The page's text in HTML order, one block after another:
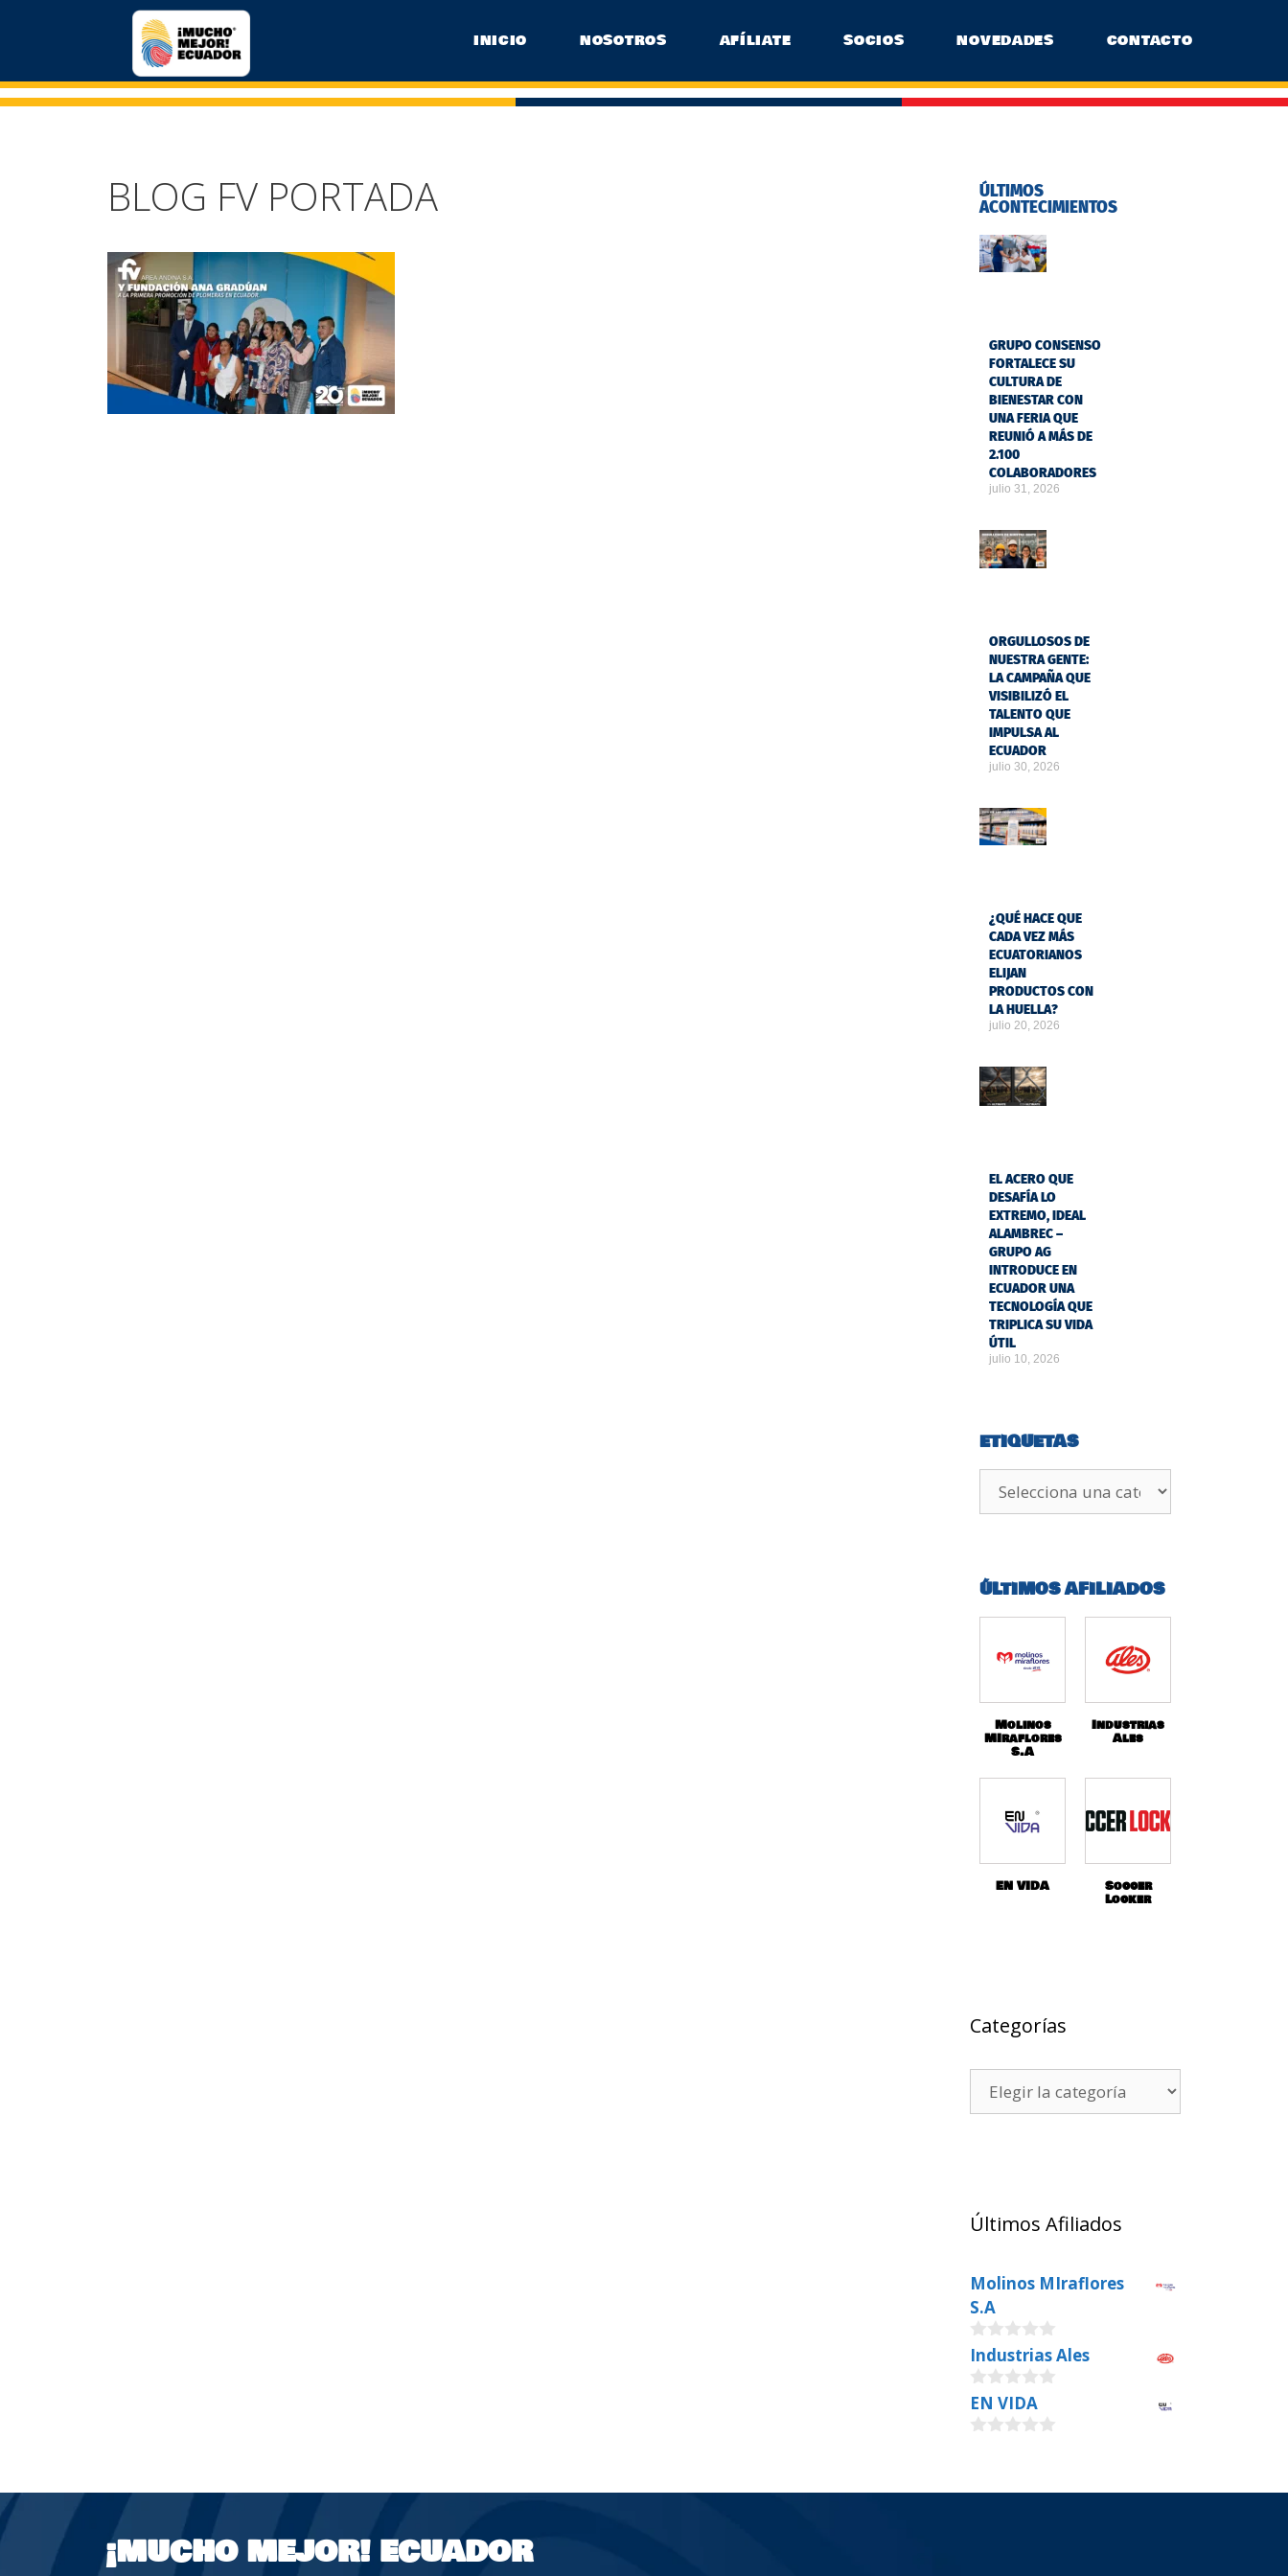
INICIO NOSOTROS AFÍLIATE SOCIOS NOVEDADES CONTACTO
BLOG FV PORTADA
ÚLTIMOS
ACONTECIMIENTOS
GRUPO CONSENSO
FORTALECE SU
CULTURA DE
BIENESTAR CON
UNA FERIA QUE
REUNIÓ A MÁS DE
2.100
COLABORADORES
julio 31, 2026
ORGULLOSOS DE
NUESTRA GENTE:
LA CAMPAÑA QUE
VISIBILIZÓ EL
TALENTO QUE
IMPULSA AL
ECUADOR
julio 30, 2026
¿QUÉ HACE QUE
CADA VEZ MÁS
ECUATORIANOS
ELIJAN
PRODUCTOS CON
LA HUELLA?
julio 20, 2026
EL ACERO QUE
DESAFÍA LO
EXTREMO, IDEAL
ALAMBREC –
GRUPO AG
INTRODUCE EN
ECUADOR UNA
TECNOLOGÍA QUE
TRIPLICA SU VIDA
ÚTIL
julio 10, 2026
ETIQUETAS
ÚLTIMOS AFILIADOS
Molinos
MIraflores
S.A
Industrias
Ales
EN VIDA Soccer
Locker
Categorías
Últimos Afiliados
Molinos MIraflores
S.A
0
o
u
t
o
f
Industrias Ales
0
o
u
5
EN VIDA
t
¡MUCHO MEJOR! ECUADOR